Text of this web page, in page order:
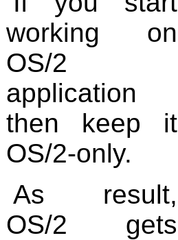
working on
OS/2
application
then keep it
OS/2-only.
As result,
OS/2 gets